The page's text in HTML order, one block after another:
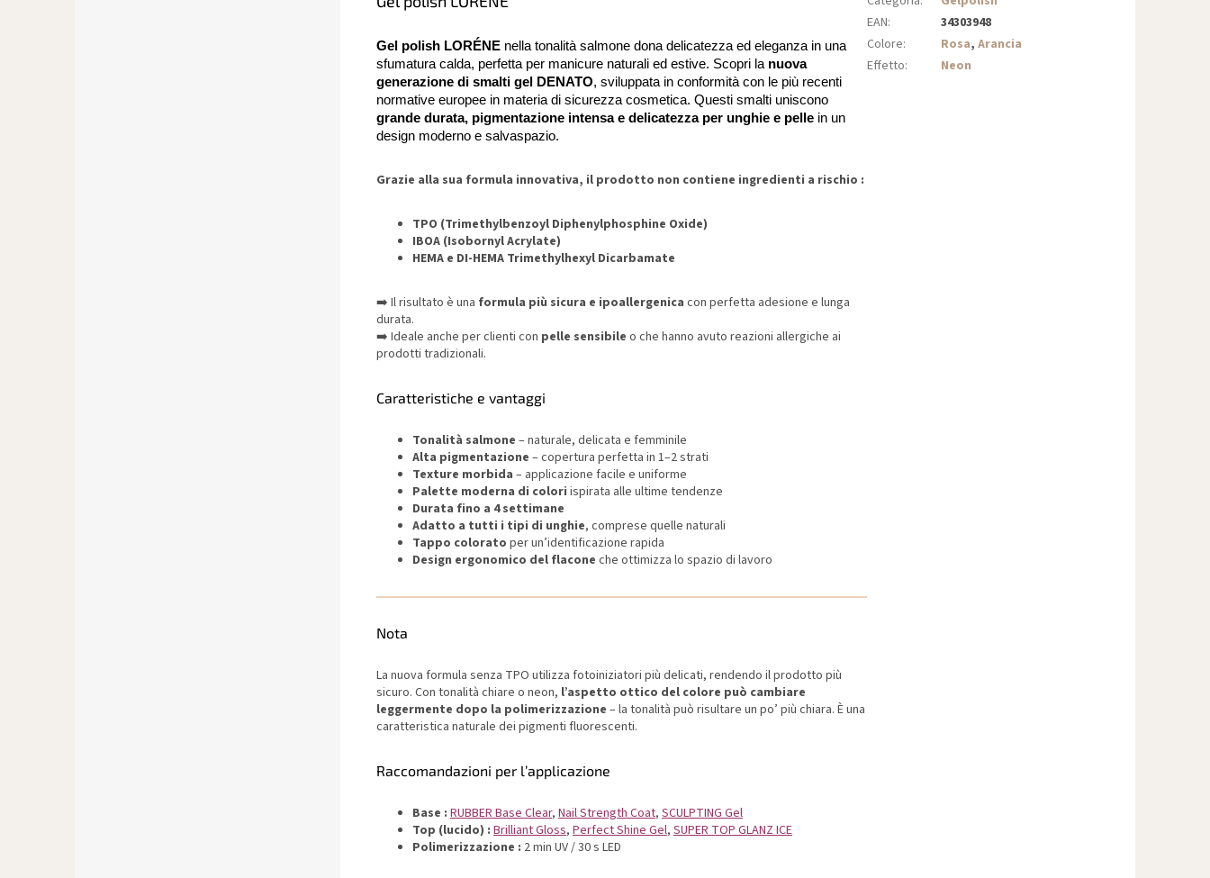
Gel polish LORÉNE nella tonalità salmone dona delicatezza ed eleganza in una
sfumatura calda, perfetta per manicure naturali ed estive. Scopri la nuova
generazione di smalti gel DENATO, sviluppata in conformità con le più recenti
normative europee in materia di sicurezza cosmetica. Questi smalti uniscono
grande durata, pigmentazione intensa e delicatezza per unghie e pelle in un
design moderno e salvaspazio.
Grazie alla sua formula innovativa, il prodotto non contiene ingredienti a rischio :
TPO (Trimethylbenzoyl Diphenylphosphine Oxide)
IBOA (Isobornyl Acrylate)
HEMA e DI-HEMA Trimethylhexyl Dicarbamate
➡️ Il risultato è una formula più sicura e ipoallergenica con perfetta adesione e lunga
durata.
➡️ Ideale anche per clienti con pelle sensibile o che hanno avuto reazioni allergiche ai
prodotti tradizionali.
Caratteristiche e vantaggi
Tonalità salmone – naturale, delicata e femminile
Alta pigmentazione – copertura perfetta in 1–2 strati
Texture morbida – applicazione facile e uniforme
Palette moderna di colori ispirata alle ultime tendenze
Durata fino a 4 settimane
Adatto a tutti i tipi di unghie, comprese quelle naturali
Tappo colorato per un’identificazione rapida
Design ergonomico del flacone che ottimizza lo spazio di lavoro
Nota
La nuova formula senza TPO utilizza fotoiniziatori più delicati, rendendo il prodotto più
sicuro. Con tonalità chiare o neon, l’aspetto ottico del colore può cambiare
leggermente dopo la polimerizzazione – la tonalità può risultare un po’ più chiara. È una
caratteristica naturale dei pigmenti fluorescenti.
Raccomandazioni per l’applicazione
Base : RUBBER Base Clear, Nail Strength Coat, SCULPTING Gel
Top (lucido) : Brilliant Gloss, Perfect Shine Gel, SUPER TOP GLANZ ICE
Polimerizzazione : 2 min UV / 30 s LED
EAN:
34303948
Colore: Rosa,Arancia
Effetto: Neon